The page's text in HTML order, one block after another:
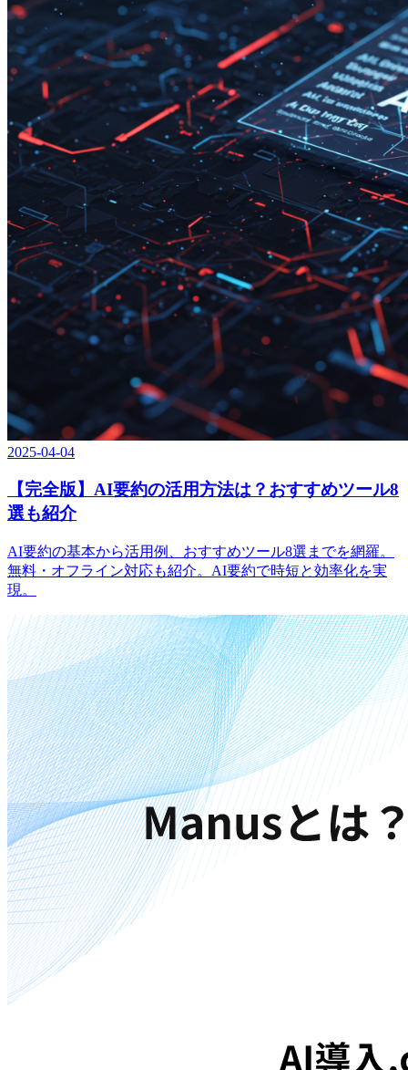
2025-04-04
【完全版】AI要約の活用方法は？おすすめツール8
選も紹介
AI要約の基本から活用例、おすすめツール8選までを網羅。
無料・オフライン対応も紹介。AI要約で時短と効率化を実
現。